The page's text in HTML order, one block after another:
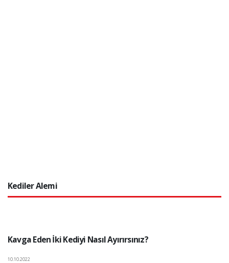
Kediler Alemi
Kavga Eden İki Kediyi Nasıl Ayırırsınız?
10.10.2022